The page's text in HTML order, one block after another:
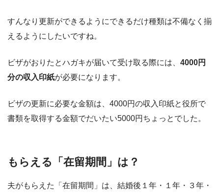
すんなり更新ができるようにできるだけ種類は不備なく揃
えるようにしたいですね。
ビザがおりたとハガキが届いて受け取る際には、 4000円
分の収入印紙が必要になります。
ビザの更新に必要な金額は、4000円の収入印紙と役所で
書類を取得する金額でだいたい5000円ちょっとでした。
もらえる「在留期間」は？
夫がもらえた「在留期間」は、結婚後１年・１年・３年・